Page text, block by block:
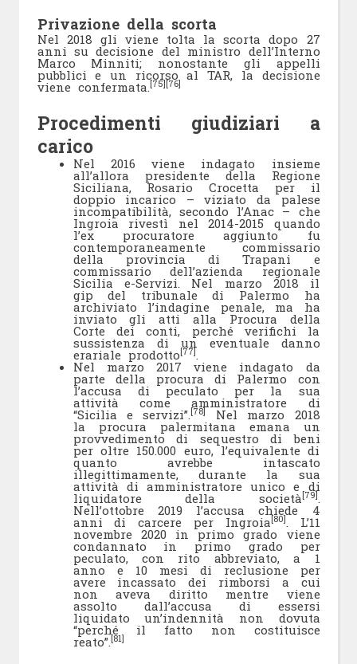
Privazione della scorta
Nel 2018 gli viene tolta la scorta dopo 27
anni su decisione del ministro dell’Interno
Marco Minniti; nonostante gli appelli
pubblici e un ricorso al TAR, la decisione
viene confermata.[75][76]
Procedimenti giudiziari a
carico
Nel 2016 viene indagato insieme
all’allora presidente della Regione
Siciliana, Rosario Crocetta per il
doppio incarico – viziato da palese
incompatibilità, secondo l’Anac – che
Ingroia rivestì nel 2014-2015 quando
l’ex procuratore aggiunto fu
contemporaneamente commissario
della provincia di Trapani e
commissario dell’azienda regionale
Sicilia e-Servizi. Nel marzo 2018 il
gip del tribunale di Palermo ha
archiviato l’indagine penale, ma ha
inviato gli atti alla Procura della
Corte dei conti, perché verifichi la
sussistenza di un eventuale danno
erariale prodotto[77]
Nel marzo 2017 viene indagato da
parte della procura di Palermo con
l’accusa di peculato per la sua
attività come amministratore di
“Sicilia e servizi”.[78] Nel marzo 2018
la procura palermitana emana un
provvedimento di sequestro di beni
per oltre 150.000 euro, l’equivalente di
quanto avrebbe intascato
illegittimamente, durante la sua
attività di amministratore unico e di
liquidatore della società[79]
Nell’ottobre 2019 l’accusa chiede 4
anni di carcere per Ingroia[80] . L’11
novembre 2020 in primo grado viene
condannato in primo grado per
peculato, con rito abbreviato, a 1
anno e 10 mesi di reclusione per
avere incassato dei rimborsi a cui
non aveva diritto mentre viene
assolto dall’accusa di essersi
liquidato un’indennità non dovuta
“perché il fatto non costituisce
reato”.[81]